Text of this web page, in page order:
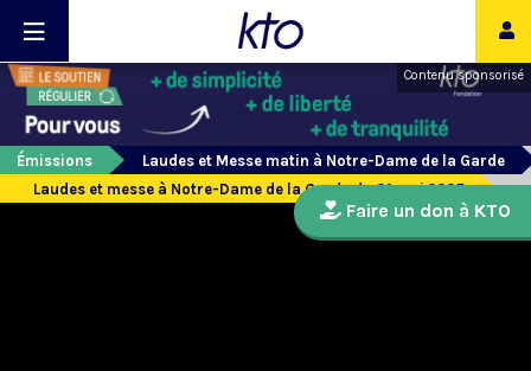
Contenu sponsorisé
Émissions
Laudes et Messe matin à Notre-Dame de la Garde
Laudes et messe à Notre-Dame de la Garde du 31 mai 2025
Faire un don à KTO